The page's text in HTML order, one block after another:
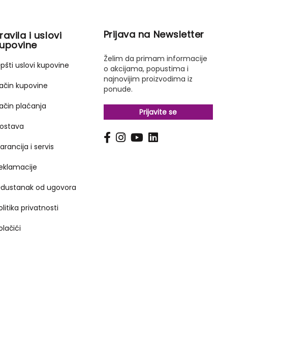
i uslovi
uslovi kupovine
kupovine
plaćanja
i servis
od ugovora
privatnosti
Prijava na Newsletter
Želim da primam informacije
o akcijama, popustima i
najnovijim proizvodima iz
ponude.
Prijavite se